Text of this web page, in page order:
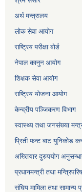
अर्थ मन्त्रालय
लोक सेवा आयोग
राष्ट्रिय परीक्षा बोर्ड
नेपाल कानुन आयोग
शिक्षक सेवा आयोग
राष्ट्रिय योजना आयोग
केन्द्रीय पञ्जिकरण विभाग
स्वास्थ्य तथा जनसंख्या
प्रिती फन्ट बाट युनिकोड
अख्तियार दुरुपयोग
प्रधानमन्त्री तथा
संघिय मामिला तथा सामान्य